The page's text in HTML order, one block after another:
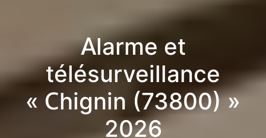
Alarme et
télésurveillance
« Chignin (73800) »
2026